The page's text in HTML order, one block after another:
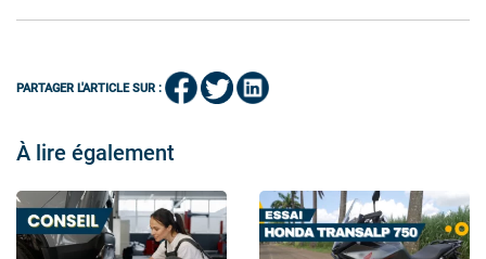
PARTAGER L'ARTICLE SUR :
À lire également